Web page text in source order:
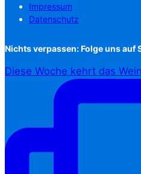
Impressum
Datenschutz
Nichts verpassen: Folge uns auf
Diese Woche kehrt das